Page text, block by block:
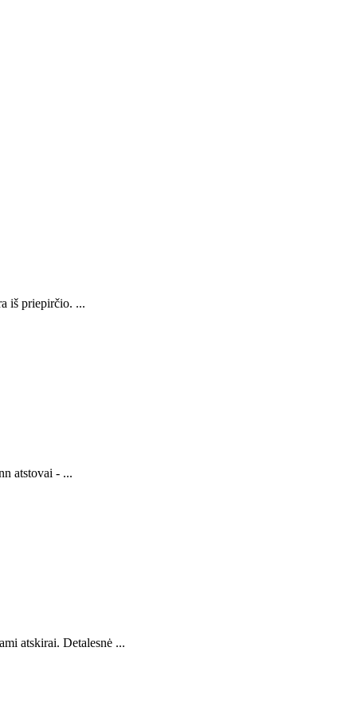
iš priepirčio. ...
atstovai - ...
atskirai. Detalesnė ...